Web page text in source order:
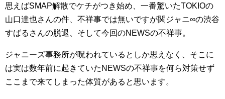
思えばSMAP解散でケチがつき始め、一番驚いたTOKIOの
山口達也さんの件、不祥事では無いですが関ジャニ∞の渋谷
すばるさんの脱退、そして今回のNEWSの不祥事。
ジャニーズ事務所が呪われているとしか思えなく、そこに
は実は数年前に起きていたNEWSの不祥事を何ら対策せず
ここまで来てしまった体質があると思います。